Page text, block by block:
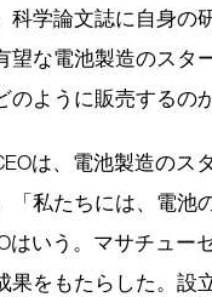
科学論文誌に自身の
望な電池製造のスタ
のように販売するの
は、電池製造のス
「私たちには、電池
はいう。マサチュー
果をもたらした。設